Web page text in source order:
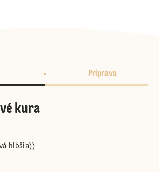
Príprava
kura
hlbšia))